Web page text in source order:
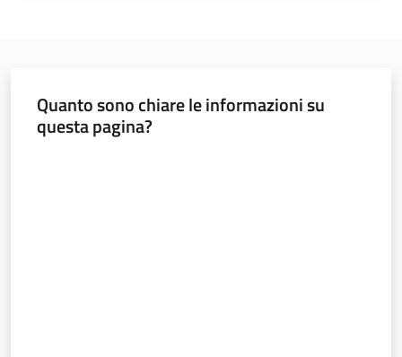
sicurezza
Quanto sono chiare le informazioni su
questa pagina?